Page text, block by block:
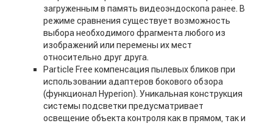
загруженным в память видеоэндоскопа ранее. В
режиме сравнения существует возможность
выбора необходимого фрагмента любого из
изображений или перемены их мест
относительно друг друга.
Particle Free компенсация пылевых бликов при
использовании адаптеров бокового обзора
(функционал Hyperion). Уникальная конструкция
системы подсветки предусматривает
освещение объекта контроля как в прямом, так и